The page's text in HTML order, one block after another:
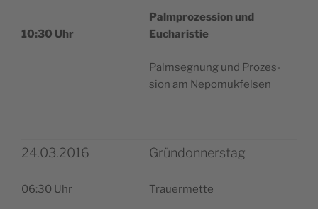
10:30 Uhr
Palm­pro­zes­sion und
Eucharistie
Palm­se­gnung und Pro­zes­
sion am Nepomukfelsen
24.03.2016 Gründonnerstag
06:30 Uhr Trauer­mette